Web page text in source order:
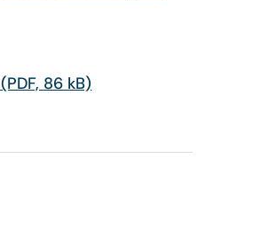
(PDF, 86 kB)